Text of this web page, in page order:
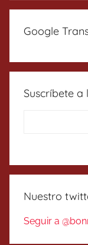
Google
Suscríbete
Nuestro
Seguir a